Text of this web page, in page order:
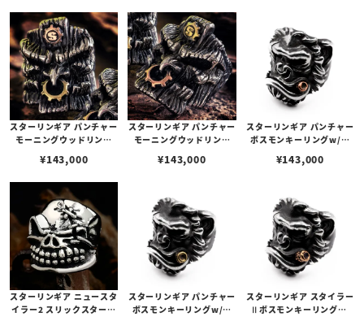
スターリンギア パンチャー
モーニングウッドリング
スギア
¥143,000
スターリンギア パンチャー
モーニングウッドリング
ーギア
¥143,000
スターリンギア パンチャー
ボスモンキーリングw/コ
¥143,000
スターリンギア ニュースタ
イラー2 スリックスターリ
スターリンギア パンチャー
ボスモンキーリングw/ブ
スターリンギア スタイラー
Ⅱボスモンキーリングw/